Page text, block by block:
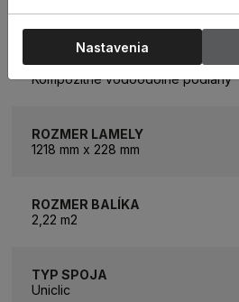
KATEGÓRIA
Kompozitné vodoodolné podlahy
ROZMER LAMELY
1218 mm x 228 mm
ROZMER BALÍKA
2,22 m2
TYP SPOJA
Uniclic
Nastavenia